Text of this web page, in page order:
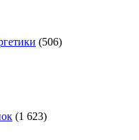
(506)
(1 623)